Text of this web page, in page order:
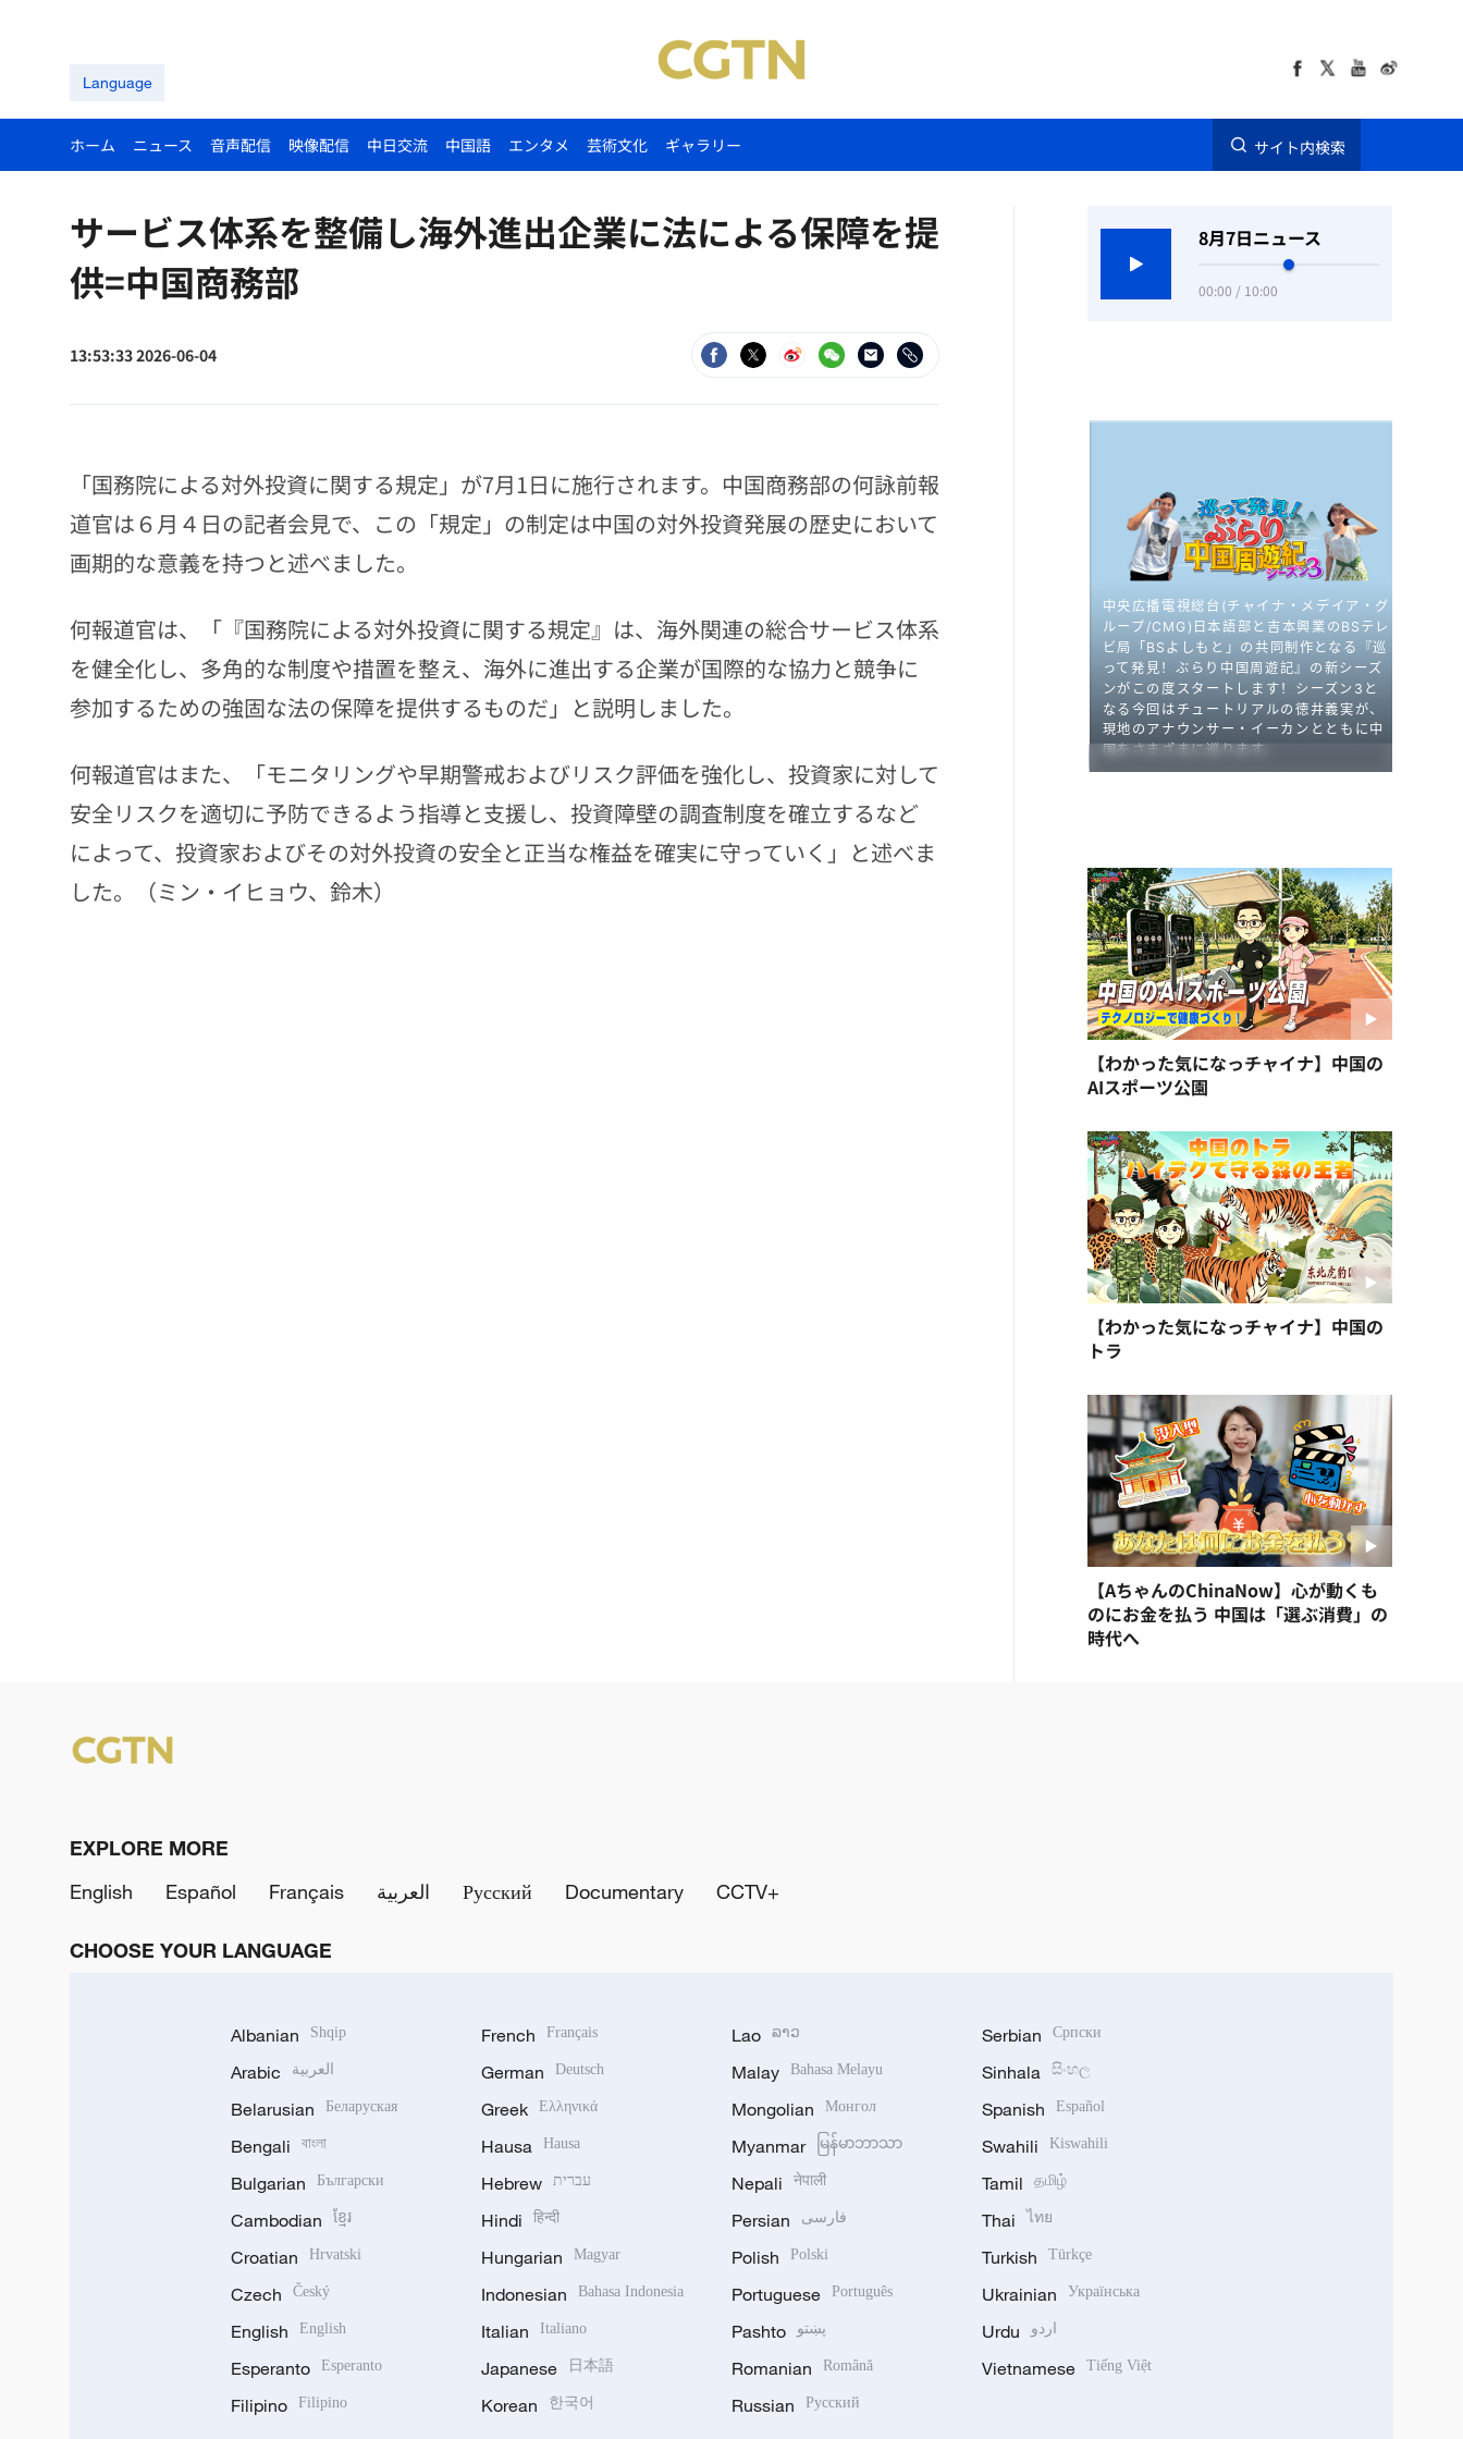
Language
ホーム ニュース 音声配信 映像配信 中日交流 中国語 エンタメ 芸術文化 ギャラリー サイト内検索
サービス体系を整備し海外進出企業に法による保障を提
供=中国商務部
13:53:33 2026-06-04
「国務院による対外投資に関する規定」が7月1日に施行されます。中国商務部の何詠前報
道官は６月４日の記者会見で、この「規定」の制定は中国の対外投資発展の歴史において
画期的な意義を持つと述べました。
何報道官は、「『国務院による対外投資に関する規定』は、海外関連の総合サービス体系
を健全化し、多角的な制度や措置を整え、海外に進出する企業が国際的な協力と競争に
参加するための強固な法の保障を提供するものだ」と説明しました。
何報道官はまた、「モニタリングや早期警戒およびリスク評価を強化し、投資家に対して
安全リスクを適切に予防できるよう指導と支援し、投資障壁の調査制度を確立するなど
によって、投資家およびその対外投資の安全と正当な権益を確実に守っていく」と述べま
した。（ミン・イヒョウ、鈴木）
8月7日ニュース
00:00 / 10:00
【わかった気になっチャイナ】中国の
AIスポーツ公園
【わかった気になっチャイナ】中国の
トラ
【AちゃんのChinaNow】心が動くも
のにお金を払う 中国は「選ぶ消費」の
時代へ
EXPLORE MORE
English
Español Français العربية Русский Documentary CCTV+
CHOOSE YOUR LANGUAGE
Albanian Shqip
Arabic العربية
Belarusian Беларуская
Bengali বাংলা
Bulgarian Български
Cambodian ខ្មែរ
Croatian Hrvatski
Czech Český
English English
Esperanto Esperanto
Filipino Filipino
French Français
German Deutsch
Greek Ελληνικά
Hausa Hausa
Hebrew עברית
Hindi हिन्दी
Hungarian Magyar
Indonesian Bahasa Indonesia
Italian Italiano
Japanese 日本語
Korean 한국어
Lao ລາວ
Malay Bahasa Melayu
Mongolian Монгол
Myanmar မြန်မာဘာသာ
Nepali नेपाली
Persian فارسی
Polish Polski
Portuguese Português
Pashto پښتو
Romanian Română
Russian Русский
Serbian Српски
Sinhala සිංහල
Spanish Español
Swahili Kiswahili
Tamil தமிழ்
Thai ไทย
Turkish Türkçe
Ukrainian Українська
Urdu اردو
Vietnamese Tiếng Việt